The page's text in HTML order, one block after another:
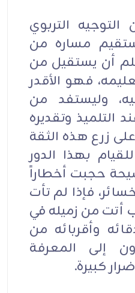
التربوي
مساره من
أن يستقيل من
فهو الأقدر
وليستفد من
التلميذ وتقديره
زرع هذه الثقة
بهذا الدور
حجبت أخطاراً
فإذا لم تأت
من زميله في
وأقربائه من
إلى المعرفة
كبيرة.